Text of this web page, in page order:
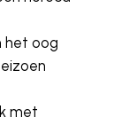
het oog
met